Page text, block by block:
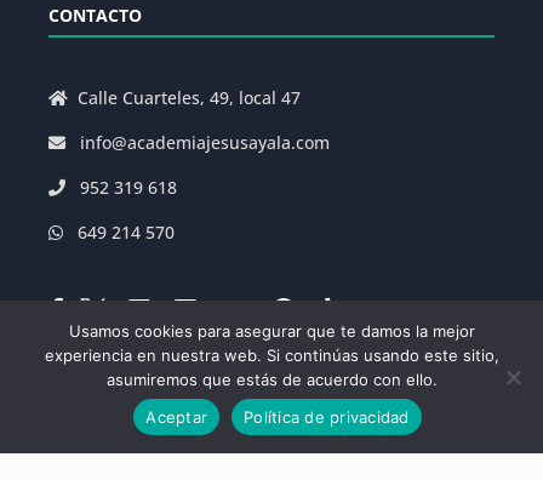
CONTACTO
Calle Cuarteles, 49, local 47
info@academiajesusayala.com
952 319 618
649 214 570
Aviso Legal|Política de Privacidad|
Condiciones Generales de la Matrícula|Decreto
625/2019
Usamos cookies para asegurar que te damos la mejor
experiencia en nuestra web. Si continúas usando este sitio,
asumiremos que estás de acuerdo con ello.
Aceptar
Política de privacidad